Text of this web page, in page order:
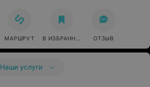
МАРШРУТ В ИЗБРАННОЕ ОТЗЫВ
Наши услуги